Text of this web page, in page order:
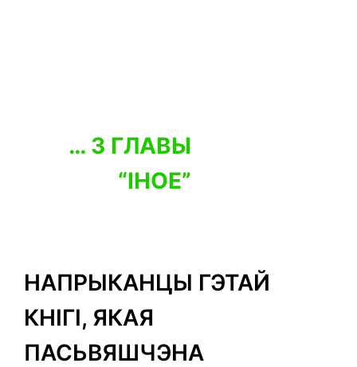
… З ГЛАВЫ
“ІНОЕ”
НАПРЫКАНЦЫ ГЭТАЙ
КНІГІ, ЯКАЯ
ПАСЬВЯШЧЭНА